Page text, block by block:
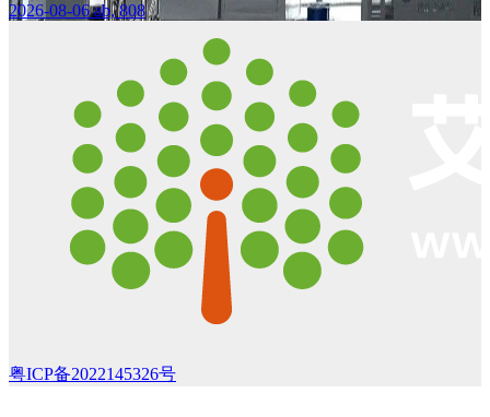
2026-08-06ab, 808
粤ICP备2022145326号